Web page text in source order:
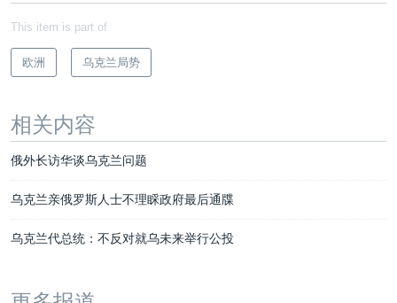
This item is part of
欧洲 乌克兰局势
相关内容
俄外长访华谈乌克兰问题
乌克兰亲俄罗斯人士不理睬政府最后通牒
乌克兰代总统：不反对就乌未来举行公投